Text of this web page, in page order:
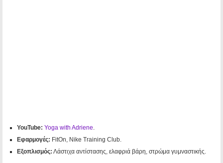
YouTube: Yoga with Adriene
Εφαρμογές: FitOn, Nike Training Club.
Εξοπλισμός: Λάστιχα αντίστασης, ελαφριά βάρη, στρώμα γυμναστικής.